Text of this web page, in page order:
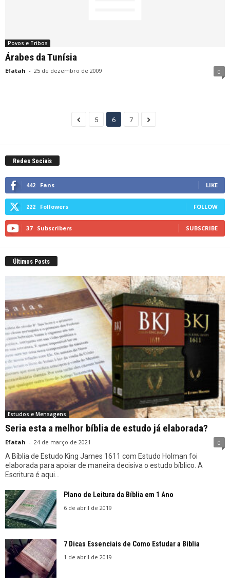
Povos e Tribos
Árabes da Tunísia
Efatah - 25 de dezembro de 2009 0
5 6 7
Redes Sociais
442 Fans LIKE
222 Followers FOLLOW
37 Subscribers SUBSCRIBE
Últimos Posts
Estudos e Mensagens
Seria esta a melhor bíblia de estudo já elaborada?
Efatah - 24 de março de 2021 0
A Bíblia de Estudo King James 1611 com Estudo Holman foi
elaborada para apoiar de maneira decisiva o estudo bíblico. A
Escritura é aqui...
Plano de Leitura da Bíblia em 1 Ano
6 de abril de 2019
7 Dicas Essenciais de Como Estudar a Bíblia
1 de abril de 2019